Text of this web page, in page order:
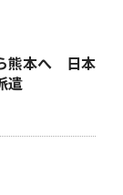
熊本へ 日本
遣